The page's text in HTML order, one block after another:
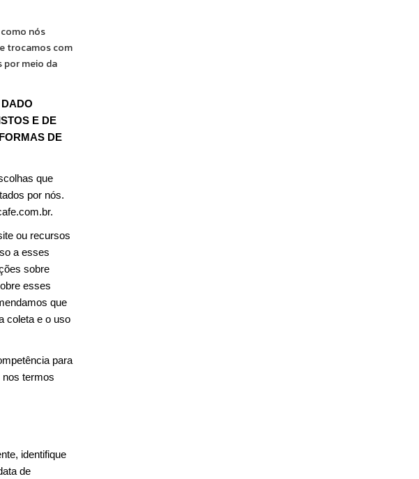
nós
trocamos com
por meio da
E DE
DE
que
por nós.
.
ou recursos
a esses
sobre
esses
que
coleta e o uso
para
nos termos
identifique
de